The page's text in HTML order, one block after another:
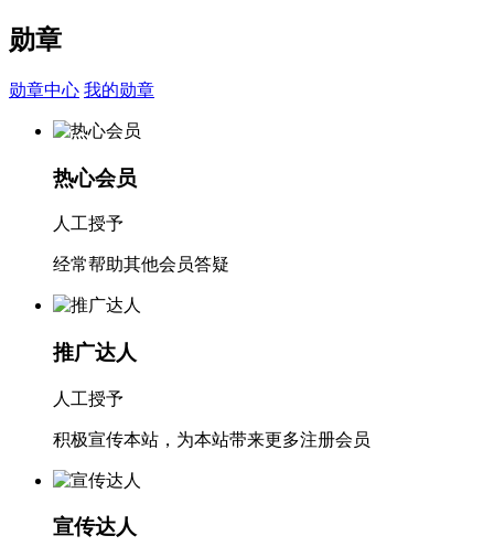
勋章
勋章中心 我的勋章
热心会员
人工授予
经常帮助其他会员答疑
推广达人
人工授予
积极宣传本站，为本站带来更多注册会员
宣传达人